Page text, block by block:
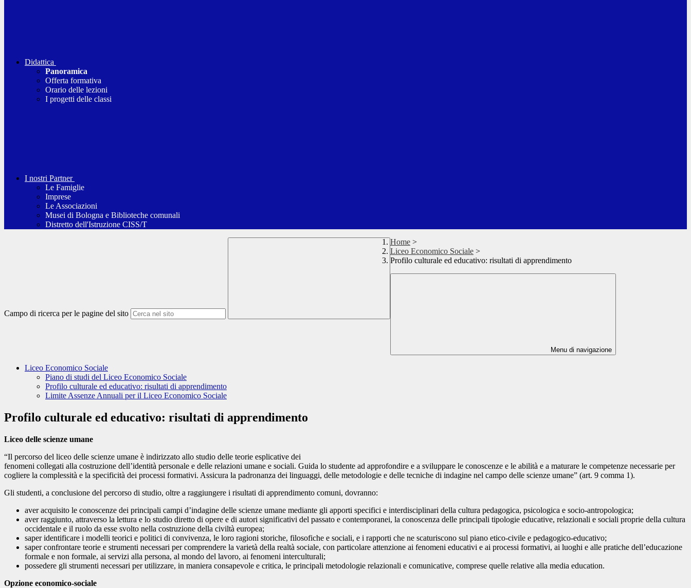
Didattica
Panoramica
Offerta formativa
Orario delle lezioni
I progetti delle classi
I nostri Partner
Le Famiglie
Imprese
Le Associazioni
Musei di Bologna e Biblioteche comunali
Distretto dell'Istruzione CISS/T
Campo di ricerca per le pagine del sito
Home >
Liceo Economico Sociale >
Profilo culturale ed educativo: risultati di apprendimento
Menu di navigazione
Liceo Economico Sociale
Piano di studi del Liceo Economico Sociale
Profilo culturale ed educativo: risultati di apprendimento
Limite Assenze Annuali per il Liceo Economico Sociale
Profilo culturale ed educativo: risultati di apprendimento
Liceo delle scienze umane
“Il percorso del liceo delle scienze umane è indirizzato allo studio delle teorie esplicative dei
fenomeni collegati alla costruzione dell’identità personale e delle relazioni umane e sociali. Guida lo studente ad approfondire e a sviluppare le conoscenze e le abilità e a maturare le competenze necessarie per
cogliere la complessità e la specificità dei processi formativi. Assicura la padronanza dei linguaggi, delle metodologie e delle tecniche di indagine nel campo delle scienze umane” (art. 9 comma 1).
Gli studenti, a conclusione del percorso di studio, oltre a raggiungere i risultati di apprendimento comuni, dovranno:
aver acquisito le conoscenze dei principali campi d’indagine delle scienze umane mediante gli apporti specifici e interdisciplinari della cultura pedagogica, psicologica e socio-antropologica;
aver raggiunto, attraverso la lettura e lo studio diretto di opere e di autori significativi del passato e contemporanei, la conoscenza delle principali tipologie educative, relazionali e sociali proprie della cultura
occidentale e il ruolo da esse svolto nella costruzione della civiltà europea;
saper identificare i modelli teorici e politici di convivenza, le loro ragioni storiche, filosofiche e sociali, e i rapporti che ne scaturiscono sul piano etico-civile e pedagogico-educativo;
saper confrontare teorie e strumenti necessari per comprendere la varietà della realtà sociale, con particolare attenzione ai fenomeni educativi e ai processi formativi, ai luoghi e alle pratiche dell’educazione
formale e non formale, ai servizi alla persona, al mondo del lavoro, ai fenomeni interculturali;
possedere gli strumenti necessari per utilizzare, in maniera consapevole e critica, le principali metodologie relazionali e comunicative, comprese quelle relative alla media education.
Opzione economico-sociale